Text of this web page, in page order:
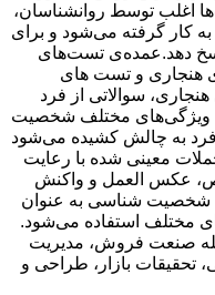
اغلب توسط روانشناسان،
کار گرفته می‌شود و برای
دهد.عمده‌ی تست‌های
هنجاری و تست های
سوالاتی از فرد
ویژگی‌های مختلف شخصیت
فرد به چالش کشیده می‌شود
معینی شده با رعایت
عکس العمل و واکنش
شخصیت شناسی به عنوان
مختلف استفاده می‌شود.
صنعت فروش، مدیریت
تحقیقات بازار، طراحی و